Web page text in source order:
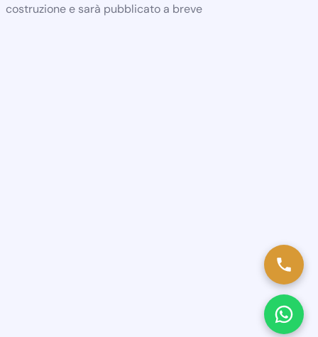
costruzione e sarà pubblicato a breve